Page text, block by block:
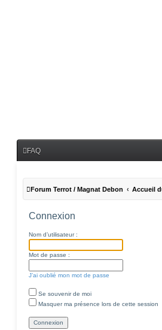
FAQ
Forum Terrot / Magnat Debon Accueil
Connexion
Nom d’utilisateur :
Mot de passe :
J’ai oublié mon mot de passe
Se souvenir de moi
Masquer ma présence lors de cette session